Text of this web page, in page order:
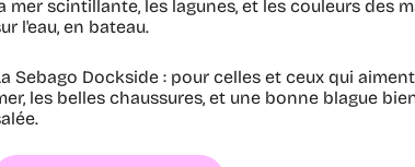
mer scintillante, les lagunes, et les couleurs des
l'eau, en bateau.
Sebago Dockside : pour celles et ceux qui
les belles chaussures, et une bonne blague